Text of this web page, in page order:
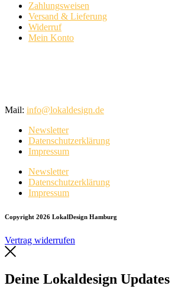
Zahlungsweisen
Versand & Lieferung
Widerruf
Mein Konto
Mail: info@lokaldesign.de
Newsletter
Datenschutzerklärung
Impressum
Newsletter
Datenschutzerklärung
Impressum
Copyright 2026 LokalDesign Hamburg
Vertrag widerrufen
Deine Lokaldesign Updates